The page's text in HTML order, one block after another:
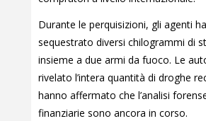
Durante le perquisizioni, gli agenti
sequestrato diversi chilogrammi di
insieme a due armi da fuoco. Le
rivelato l’intera quantità di droghe
hanno affermato che l’analisi
finanziarie sono ancora in corso.